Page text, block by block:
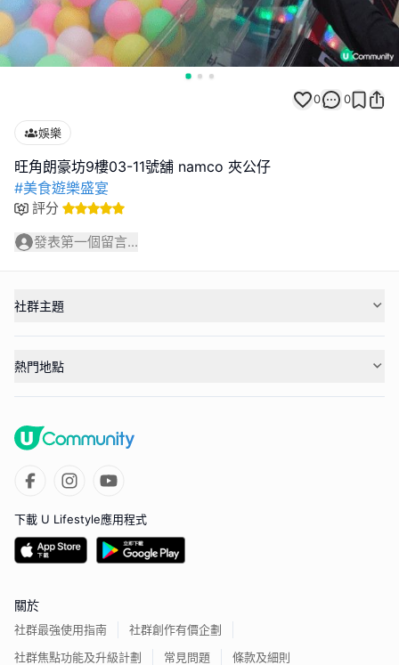
0 0
娛樂
#美食遊樂盛宴
評分
發表第一個留言...
社群主題
熱門地點
下載 U Lifestyle應用程式
關於
社群最強使用指南
社群創作有價企劃
社群焦點功能及升級計劃
常見問題 條款及細則